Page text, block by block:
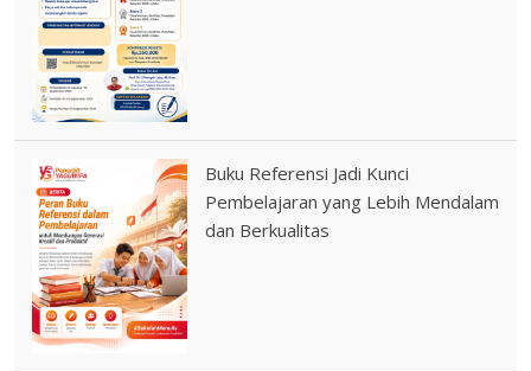
Buku Referensi Jadi Kunci
Pembelajaran yang Lebih Mendalam
dan Berkualitas